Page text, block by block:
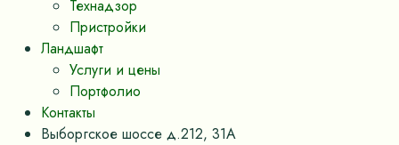
Технадзор
Пристройки
Ландшафт
Услуги и цены
Портфолио
Контакты
Выборгское шоссе д.212, 31А